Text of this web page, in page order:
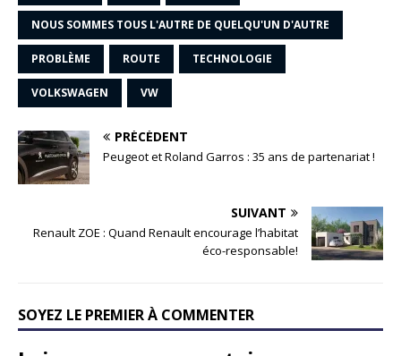
NOUS SOMMES TOUS L'AUTRE DE QUELQU'UN D'AUTRE
PROBLÈME ROUTE TECHNOLOGIE
VOLKSWAGEN VW
PRÉCÉDENT
Peugeot et Roland Garros : 35 ans de partenariat !
SUIVANT
Renault ZOE : Quand Renault encourage l’habitat
éco-responsable!
SOYEZ LE PREMIER À COMMENTER